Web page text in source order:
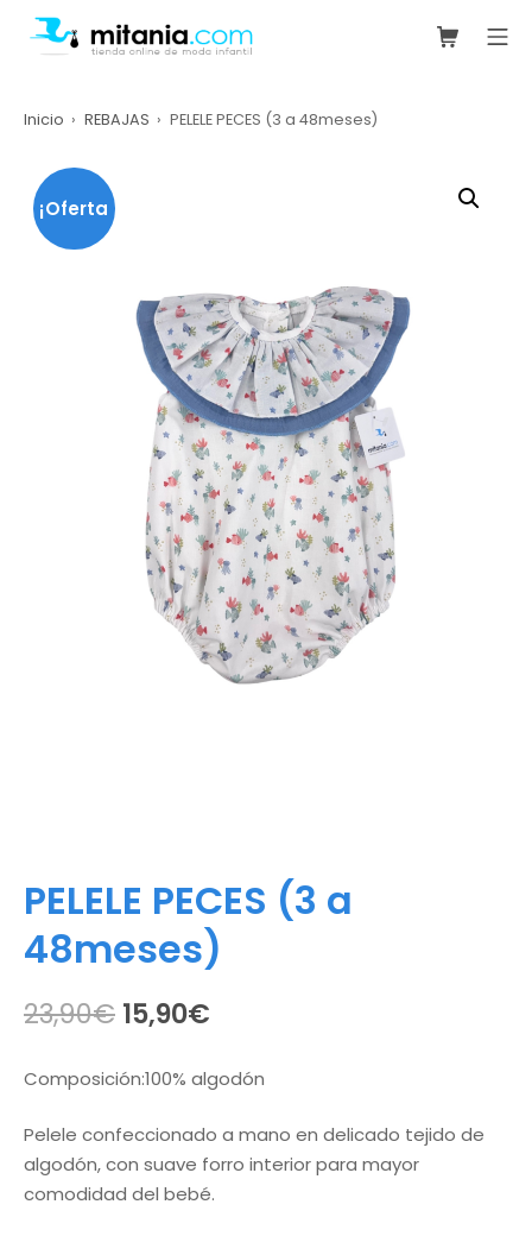
Saltar
Carrito
Inicio REBAJAS PELELE PECES (3 a 48meses)
¡Oferta
PELELE PECES (3 a
48meses)
23,90€ El
era:
23,90€.
15,90€
es:
15,90€.
Composición:100% algodón
Pelele confeccionado a mano en delicado tejido de
algodón, con suave forro interior para mayor
comodidad del bebé.